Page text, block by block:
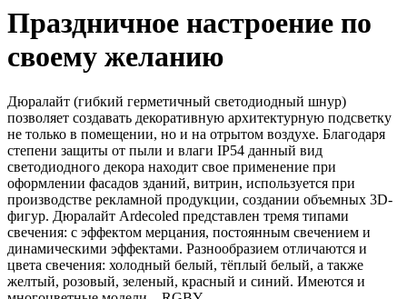
Праздничное настроение по
своему желанию
Дюралайт (гибкий герметичный светодиодный шнур)
позволяет создавать декоративную архитектурную подсветку
не только в помещении, но и на отрытом воздухе. Благодаря
степени защиты от пыли и влаги IP54 данный вид
светодиодного декора находит свое применение при
оформлении фасадов зданий, витрин, используется при
производстве рекламной продукции, создании объемных 3D-
фигур. Дюралайт Ardecoled представлен тремя типами
свечения: с эффектом мерцания, постоянным свечением и
динамическими эффектами. Разнообразием отличаются и
цвета свечения: холодный белый, тёплый белый, а также
желтый, розовый, зеленый, красный и синий. Имеются и